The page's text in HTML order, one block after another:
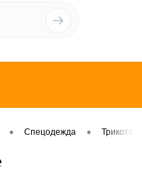
• Спецодежда •